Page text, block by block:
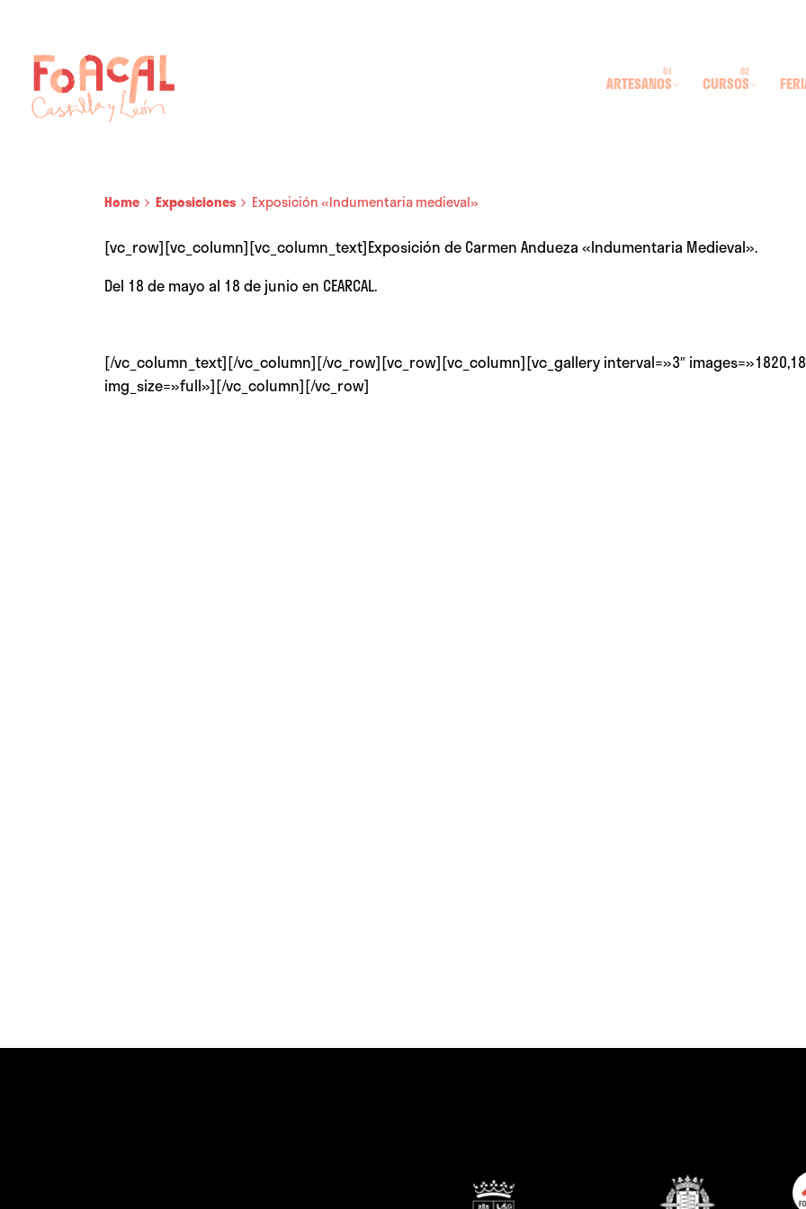
content
ARTESANOS CURSOS
Home Exposiciones Exposición «Indumentaria medieval»
[vc_row][vc_column][vc_column_text]Exposición de Carmen Andueza «Indumentaria Medieval».
Del 18 de mayo al 18 de junio en CEARCAL.
[/vc_column_text][/vc_column][/vc_row][vc_row][vc_column][vc_gallery interval=»3″
img_size=»full»][/vc_column][/vc_row]